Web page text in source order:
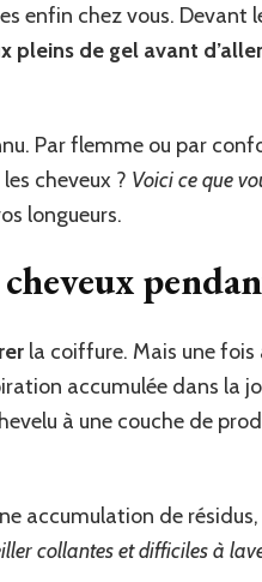
enfin chez vous. Devant
de gel avant
Par flemme ou par
cheveux ? Voici ce que
longueurs.
la coiffure. Mais une fois
accumulée dans la
à une couche de
accumulation de
collantes et difficiles à